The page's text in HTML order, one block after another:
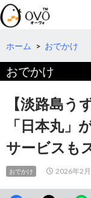
検
索
コ
テ
ツ
へ
ホーム > おでかけ
おでかけ
【淡路島う
「日本丸」
サービスも
おでかけ 2026年2